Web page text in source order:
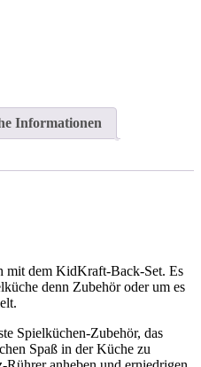
Informationen
mit dem KidKraft-Back-Set. Es
denn Zubehör oder um es
Spielküchen-Zubehör, das
Spaß in der Küche zu